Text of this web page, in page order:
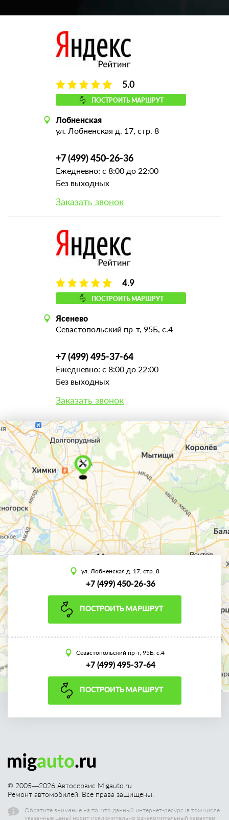
5.0
ПОСТРОИТЬ МАРШРУТ
Лобненская
ул. Лобненская д. 17, стр. 8
+7 (499) 450-26-36
Ежедневно: с 8:00 до 22:00
Без выходных
Заказать звонок
4.9
ПОСТРОИТЬ МАРШРУТ
Ясенево
Севастопольский пр-т, 95Б, с.4
+7 (499) 495-37-64
Ежедневно: с 8:00 до 22:00
Без выходных
Заказать звонок
ул. Лобненская д. 17, стр. 8
+7 (499) 450-26-36
ПОСТРОИТЬ МАРШРУТ
Севастопольский пр-т, 95Б, с.4
+7 (499) 495-37-64
ПОСТРОИТЬ МАРШРУТ
© 2005—2026 Автосервис Migauto.ru
Ремонт автомобилей. Все права защищены.
Обратите внимание на то, что данный интернет-ресурс (в том числе
указанные цены) носит исключительно ознакомительный характер,